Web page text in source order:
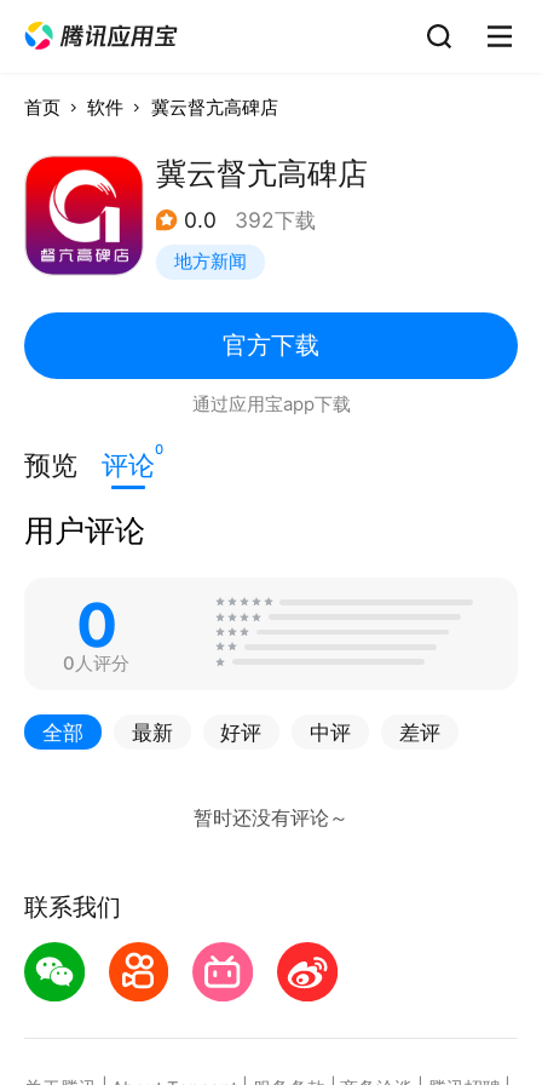
首页 软件 冀云督亢高碑店
冀云督亢高碑店
0.0 392下载
地方新闻
官方下载
通过应用宝app下载
预览 评论0
用户评论
0
0人评分
全部 最新 好评 中评 差评
联系我们